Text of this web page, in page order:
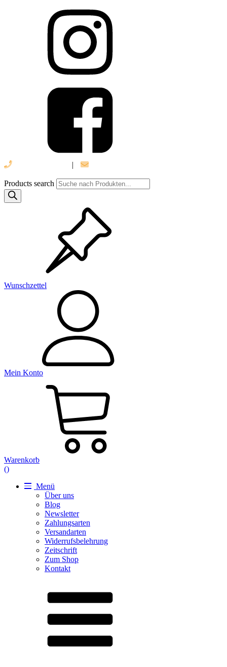
|
Products search
Wunschzettel
Mein Konto
Warenkorb
()
Menü
Über uns
Blog
Newsletter
Zahlungsarten
Versandarten
Widerrufsbelehrung
Zeitschrift
Zum Shop
Kontakt